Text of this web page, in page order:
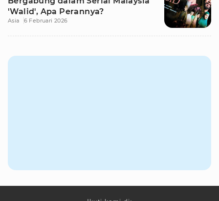
'Walid', Apa Perannya?
Asia 6 Februari 2026